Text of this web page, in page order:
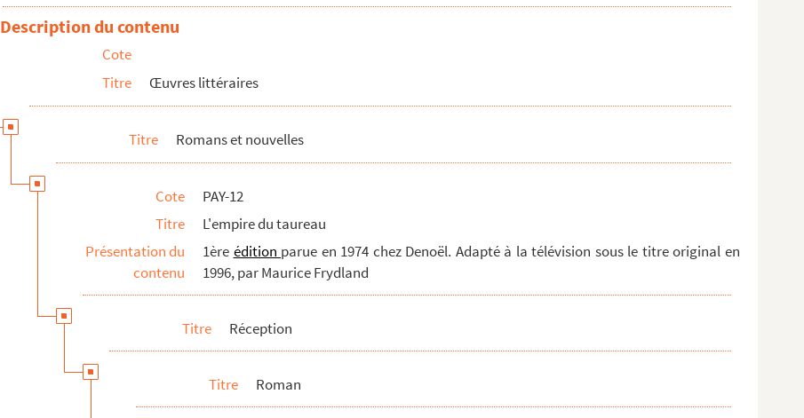
Description du contenu
Cote
Titre
Œuvres littéraires
Titre Romans et nouvelles
Cote
PAY-12
Titre
L'empire du taureau
Présentation du
contenu
1ère édition parue en 1974 chez Denoël. Adapté à la télévision sous le titre original en
1996, par Maurice Frydland
Titre Réception
Titre Roman